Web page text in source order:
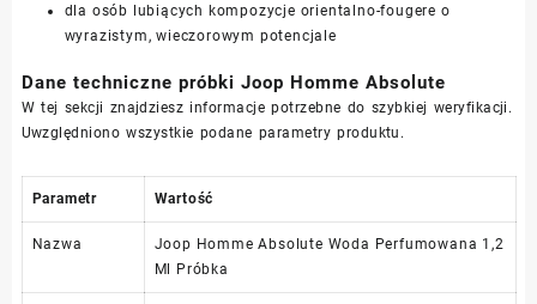
dla osób lubiących kompozycje orientalno-fougere o
wyrazistym, wieczorowym potencjale
Dane techniczne próbki Joop Homme Absolute
W tej sekcji znajdziesz informacje potrzebne do szybkiej weryfikacji.
Uwzględniono wszystkie podane parametry produktu.
Parametr Wartość
Nazwa
Joop Homme Absolute Woda Perfumowana 1,2
Ml Próbka